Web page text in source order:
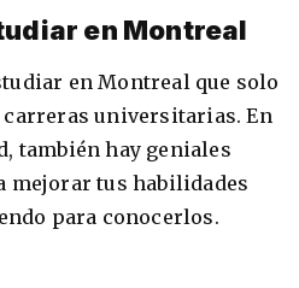
en Montreal
en Montreal que solo
universitarias. En
también hay geniales
mejorar tus habilidades
para conocerlos.